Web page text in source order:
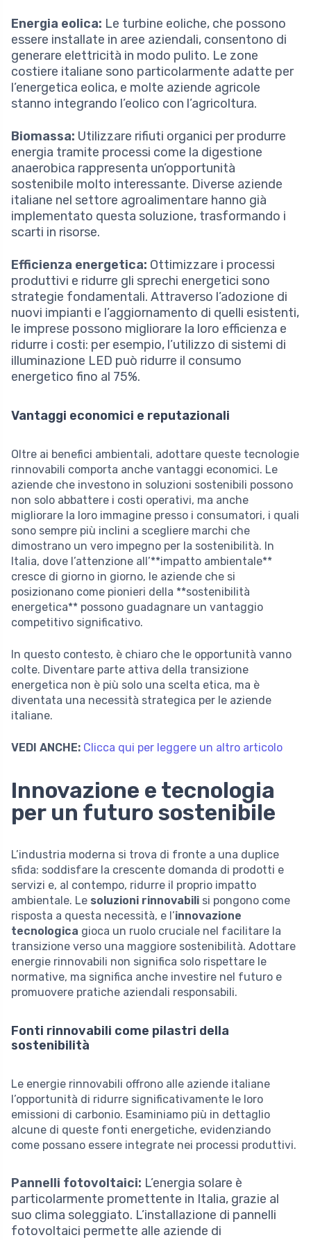
Energia eolica: Le turbine eoliche, che possono
essere installate in aree aziendali, consentono di
generare elettricità in modo pulito. Le zone
costiere italiane sono particolarmente adatte per
l’energetica eolica, e molte aziende agricole
stanno integrando l’eolico con l’agricoltura.
Biomassa: Utilizzare rifiuti organici per produrre
energia tramite processi come la digestione
anaerobica rappresenta un’opportunità
sostenibile molto interessante. Diverse aziende
italiane nel settore agroalimentare hanno già
implementato questa soluzione, trasformando i
scarti in risorse.
Efficienza energetica: Ottimizzare i processi
produttivi e ridurre gli sprechi energetici sono
strategie fondamentali. Attraverso l’adozione di
nuovi impianti e l’aggiornamento di quelli esistenti,
le imprese possono migliorare la loro efficienza e
ridurre i costi: per esempio, l’utilizzo di sistemi di
illuminazione LED può ridurre il consumo
energetico fino al 75%.
Vantaggi economici e reputazionali
Oltre ai benefici ambientali, adottare queste tecnologie
rinnovabili comporta anche vantaggi economici. Le
aziende che investono in soluzioni sostenibili possono
non solo abbattere i costi operativi, ma anche
migliorare la loro immagine presso i consumatori, i quali
sono sempre più inclini a scegliere marchi che
dimostrano un vero impegno per la sostenibilità. In
Italia, dove l’attenzione all’**impatto ambientale**
cresce di giorno in giorno, le aziende che si
posizionano come pionieri della **sostenibilità
energetica** possono guadagnare un vantaggio
competitivo significativo.
In questo contesto, è chiaro che le opportunità vanno
colte. Diventare parte attiva della transizione
energetica non è più solo una scelta etica, ma è
diventata una necessità strategica per le aziende
italiane.
VEDI ANCHE: Clicca qui per leggere un altro articolo
Innovazione e tecnologia
per un futuro sostenibile
L’industria moderna si trova di fronte a una duplice
sfida: soddisfare la crescente domanda di prodotti e
servizi e, al contempo, ridurre il proprio impatto
ambientale. Le soluzioni rinnovabili si pongono come
risposta a questa necessità, e l’innovazione
tecnologica gioca un ruolo cruciale nel facilitare la
transizione verso una maggiore sostenibilità. Adottare
energie rinnovabili non significa solo rispettare le
normative, ma significa anche investire nel futuro e
promuovere pratiche aziendali responsabili.
Fonti rinnovabili come pilastri della
sostenibilità
Le energie rinnovabili offrono alle aziende italiane
l’opportunità di ridurre significativamente le loro
emissioni di carbonio. Esaminiamo più in dettaglio
alcune di queste fonti energetiche, evidenziando
come possano essere integrate nei processi produttivi.
Pannelli fotovoltaici: L’energia solare è
particolarmente promettente in Italia, grazie al
suo clima soleggiato. L’installazione di pannelli
fotovoltaici permette alle aziende di